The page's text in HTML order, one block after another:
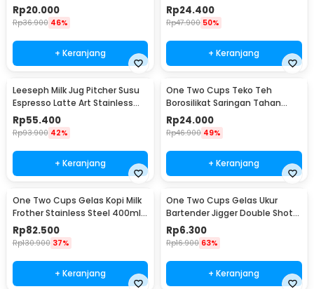
Glass 150ml - SG-02
Rp20.000
Rp36.900 46%
+ Keranjang
Camping Cup 220ml - C125
Rp24.400
Rp47.900 50%
+ Keranjang
Leeseph Milk Jug Pitcher Susu
Espresso Latte Art Stainless
Steel 600ml - L-2016
Rp55.400
Rp93.900 42%
+ Keranjang
One Two Cups Teko Teh
Borosilikat Saringan Tahan
Panas Teapot 500ml - TP-757
Rp24.000
Rp46.900 49%
+ Keranjang
One Two Cups Gelas Kopi Milk
Frother Stainless Steel 400ml -
WZ0011
Rp82.500
Rp130.900 37%
+ Keranjang
One Two Cups Gelas Ukur
Bartender Jigger Double Shot
15ml and 30ml - LE2
Rp6.300
Rp16.900 63%
+ Keranjang